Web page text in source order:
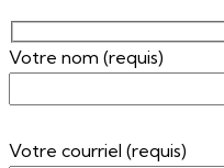
Votre nom (requis)
Votre courriel (requis)